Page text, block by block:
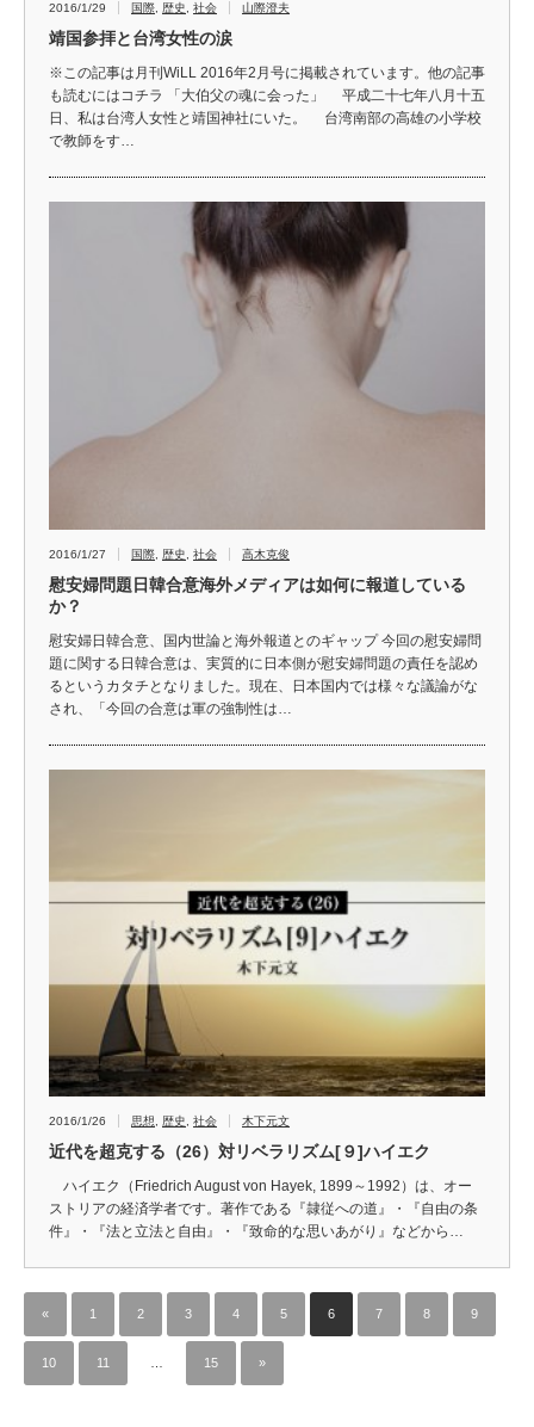
2016/1/29 国際 歴史 社会 山際澄夫
靖国参拝と台湾女性の涙
※この記事は月刊WiLL 2016年2月号に掲載されています。他の記事
も読むにはコチラ 「大伯父の魂に会った」 平成二十七年八月十五
日、私は台湾人女性と靖国神社にいた。 台湾南部の高雄の小学校
で教師をす…
2016/1/27 国際 歴史 社会 高木克俊
慰安婦問題日韓合意海外メディアは如何に報道している
か？
慰安婦日韓合意、国内世論と海外報道とのギャップ 今回の慰安婦問
題に関する日韓合意は、実質的に日本側が慰安婦問題の責任を認め
るというカタチとなりました。現在、日本国内では様々な議論がな
され、「今回の合意は軍の強制性は…
2016/1/26 思想 歴史 社会 木下元文
近代を超克する（26）対リベラリズム[９]ハイエク
ハイエク（Friedrich August von Hayek, 1899～1992）は、オー
ストリアの経済学者です。著作である『隷従への道』・『自由の条
件』・『法と立法と自由』・『致命的な思いあがり』などから…
« 1 2 3 4 5 6 7 8 9
10 11 15 »